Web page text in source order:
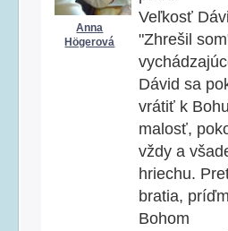
Anna
Högerová
Veľkosť
"Zhrešil
Dávid sa
vrátiť k
malosť,
vždy a
hriechu.
bratia,
Bohom